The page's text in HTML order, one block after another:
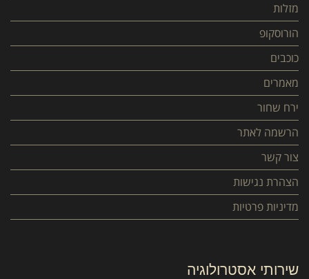
מזלות
הורוסקופ
כוכבים
מאמרים
ירח שחור
הרשמה לאתר
צור קשר
הצהרת נגישות
מדיניות פרטיות
שירותי אסטרולוגיה